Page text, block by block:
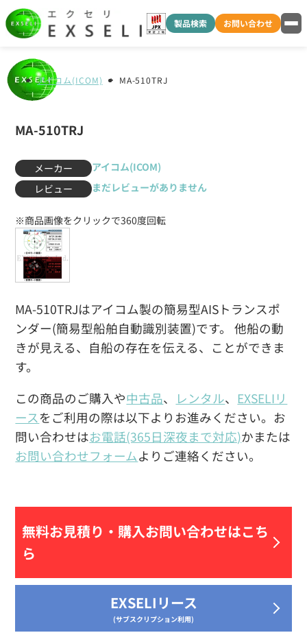
製品検索 お問い合わせ
アイコム(ICOM) MA-510TRJ
MA-510TRJ
メーカー
アイコム(ICOM)
レビュー
まだレビューがありません
MA-510TRJはアイコム製の簡易型AISトランスポ
ンダー(簡易型船舶自動識別装置)です。 他船の動
きが見える、自船の存在を伝える、ことができま
す。
この商品のご購入や中古品、 レンタル、 EXSELIリ
ース をご利用の際は以下よりお進みください。お
問い合わせはお電話(365日深夜まで対応)かまたは
お問い合わせフォームよりご連絡ください。
無料お見積り・ 購入お問い合わせはこち
ら
EXSELIリース
(サブスクリプション利用)
※商品画像をクリックで360度回転